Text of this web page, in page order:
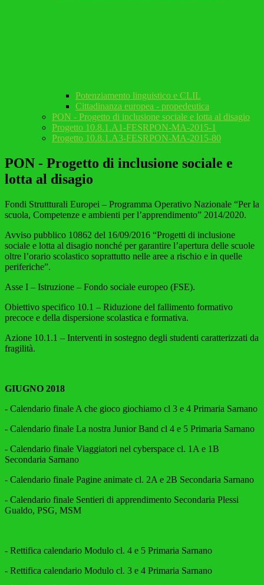
Potenziamento linguistico e CLIL
Cittadinanza europea - propedeutica
PON - Progetto di inclusione sociale e lotta al disagio
Progetto 10.8.1.A1-FESRPON-MA-2015-1
Progetto 10.8.1.A3-FESRPON-MA-2015-80
PON - Progetto di inclusione sociale e
lotta al disagio
Fondi Struttturali Europei – Programma Operativo Nazionale “Per la
scuola, Competenze e ambienti per l’apprendimento” 2014/2020.
Avviso pubblico 10862 del 16/09/2016 “Progetti di inclusione
sociale e lotta al disagio nonché per garantire l’apertura delle scuole
oltre l’orario scolastico soprattutto nelle aree a rischio e in quelle
periferiche”.
Asse I – Istruzione – Fondo sociale europeo (FSE).
Obiettivo specifico 10.1 – Riduzione del fallimento formativo
precoce e della dispersione scolastica e formativa.
Azione 10.1.1 – Interventi in sostegno degli studenti caratterizzati da
fragilità.
GIUGNO 2018
- Calendario finale A che gioco giochiamo cl 3 e 4 Primaria Sarnano
- Calendario finale La nostra Junior Band cl 4 e 5 Primaria Sarnano
- Calendario finale Viaggiatori nel cyberspace cl. 1A e 1B
Secondaria Sarnano
- Calendario finale Pagine animate cl. 2A e 2B Secondaria Sarnano
- Calendario finale Sentieri di apprendimento Secondaria Plessi
Gualdo, PSG, MSM
- Rettifica calendario Modulo cl. 4 e 5 Primaria Sarnano
- Rettifica calendario Modulo cl. 3 e 4 Primaria Sarnano